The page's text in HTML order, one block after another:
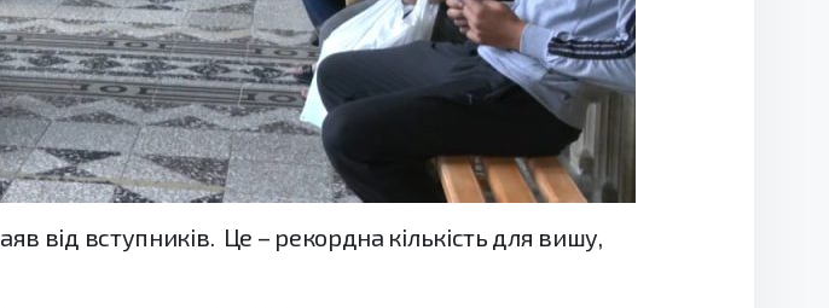
від вступників. Це – рекордна кількість для вишу,